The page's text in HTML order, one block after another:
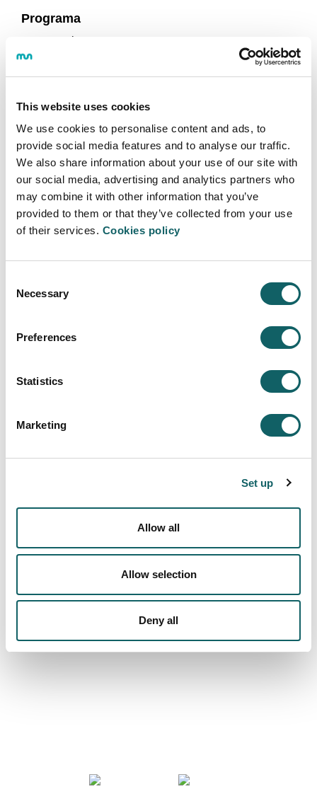
This website uses cookies
We use cookies to personalise content and ads, to
provide social media features and to analyse our traffic.
We also share information about your use of our site with
our social media, advertising and analytics partners who
may combine it with other information that you’ve
provided to them or that they’ve collected from your use
of their services. Cookies policy
Selection
Necessary
Preferences
Statistics
Marketing
Set up
Allow all
Allow selection
Deny all
Programa
PLAN DE ESTUDIOS
CALENDARIO ACADÉMICO
Modelo educativo
¿QUÉ NOS DIFERENCIA?
APRENDER HACIENDO
PRÁCTICAS EN EMPRESA
PRÁCTICAS EN EL EXTRANJERO
FORMACIÓN DUAL EN RÉGIMEN DE ALTERNANCIA
ACCESO Y ADMISIÓN
ALOJAMIENTO Y TRANSPORTE
SUGERENCIAS
Recursos
Mucho más que universidad
COMUNIDAD